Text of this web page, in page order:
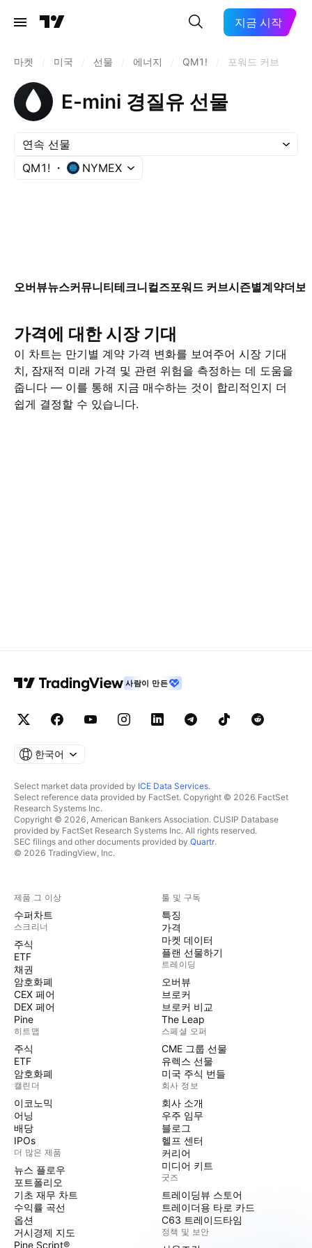
지금 시작
마켓 미국 선물 에너지 QM1! 포워드 커브
E-mini 경질유 선물
연속 선물
QM1!
NYMEX
오버뷰뉴스커뮤니티테크니컬즈포워드 커브시즌별계약더보
가격에 대한 시장 기대
이 차트는 만기별 계약 가격 변화를 보여주어 시장 기대
치, 잠재적 미래 가격 및 관련 위험을 측정하는 데 도움을
줍니다 — 이를 통해 지금 매수하는 것이 합리적인지 더
쉽게 결정할 수 있습니다.
사람이 만든
한국어
Select market data provided by ICE Data Services.
Select reference data provided by FactSet. Copyright © 2026 FactSet
Research Systems Inc.
Copyright © 2026, American Bankers Association. CUSIP Database
provided by FactSet Research Systems Inc. All rights reserved.
SEC filings and other documents provided by Quartr.
© 2026 TradingView, Inc.
제품 그 이상
수퍼차트
스크리너
주식
ETF
채권
암호화폐
CEX 페어
DEX 페어
Pine
히트맵
주식
ETF
암호화폐
캘린더
이코노믹
어닝
배당
IPOs
더 많은 제품
뉴스 플로우
포트폴리오
기초 재무 차트
수익률 곡선
옵션
거시경제 지도
Pine Script®
툴 및 구독
특징
가격
마켓 데이터
플랜 선물하기
트레이딩
오버뷰
브로커
브로커 비교
The Leap
스페셜 오퍼
CME 그룹 선물
유렉스 선물
미국 주식 번들
회사 정보
회사 소개
우주 임무
블로그
헬프 센터
커리어
미디어 키트
굿즈
트레이딩뷰 스토어
트레이더용 타로 카드
C63 트레이드타임
정책 및 보안